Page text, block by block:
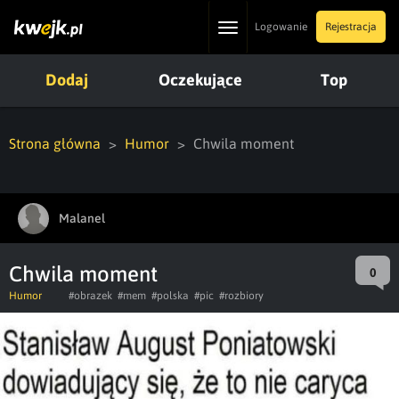
ToggleLogowanie Rejestracja
Dodaj Oczekujące Top
Strona główna Humor Chwila moment
Malanel
Chwila moment 0
Humor #obrazek #mem #polska #pic #rozbiory